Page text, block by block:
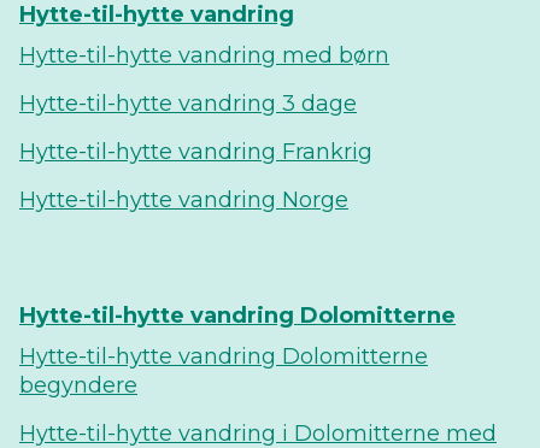
Hytte-til-hytte vandring
Hytte-til-hytte vandring med børn
Hytte-til-hytte vandring 3 dage
Hytte-til-hytte vandring Frankrig
Hytte-til-hytte vandring Norge
Hytte-til-hytte vandring Dolomitterne
Hytte-til-hytte vandring Dolomitterne
begyndere
Hytte-til-hytte vandring i Dolomitterne med